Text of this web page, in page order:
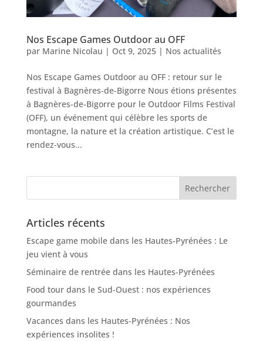
Nos Escape Games Outdoor au OFF
par Marine Nicolau | Oct 9, 2025| Nos actualités
Nos Escape Games Outdoor au OFF : retour sur le
festival à Bagnères-de-Bigorre Nous étions présentes
à Bagnères-de-Bigorre pour le Outdoor Films Festival
(OFF), un événement qui célèbre les sports de
montagne, la nature et la création artistique. C’est le
rendez-vous...
Articles récents
Escape game mobile dans les Hautes-Pyrénées : Le
jeu vient à vous
Séminaire de rentrée dans les Hautes-Pyrénées
Food tour dans le Sud-Ouest : nos expériences
gourmandes
Vacances dans les Hautes-Pyrénées : Nos
expériences insolites !